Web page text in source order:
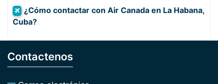
¿Cómo contactar con Air Canada en La Habana,
Cuba?
Contactenos